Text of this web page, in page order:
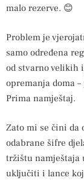
malo rezerve. 😊
Problem je
samo određena
od stvarno velikih
opremanja doma
Prima namještaj.
Zato mi se čini da
odabrane šifre
tržištu namještaja
uključiti i lance